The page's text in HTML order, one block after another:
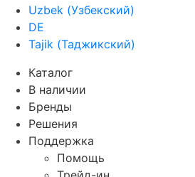
Uzbek (Узбекский)
DE
Tajik (Таджикский)
Каталог
В наличии
Бренды
Решения
Поддержка
Помощь